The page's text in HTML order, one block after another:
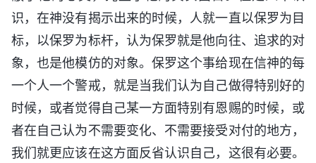
识，在神没有揭示出来的时候，人就一直以保罗为目
标，以保罗为标杆，认为保罗就是他向往、追求的对
象，也是他模仿的对象。保罗这个事给现在信神的每
一个人一个警戒，就是当我们认为自己做得特别好的
时候，或者觉得自己某一方面特别有恩赐的时候，或
者在自己认为不需要变化、不需要接受对付的地方，
我们就更应该在这方面反省认识自己，这很有必要。